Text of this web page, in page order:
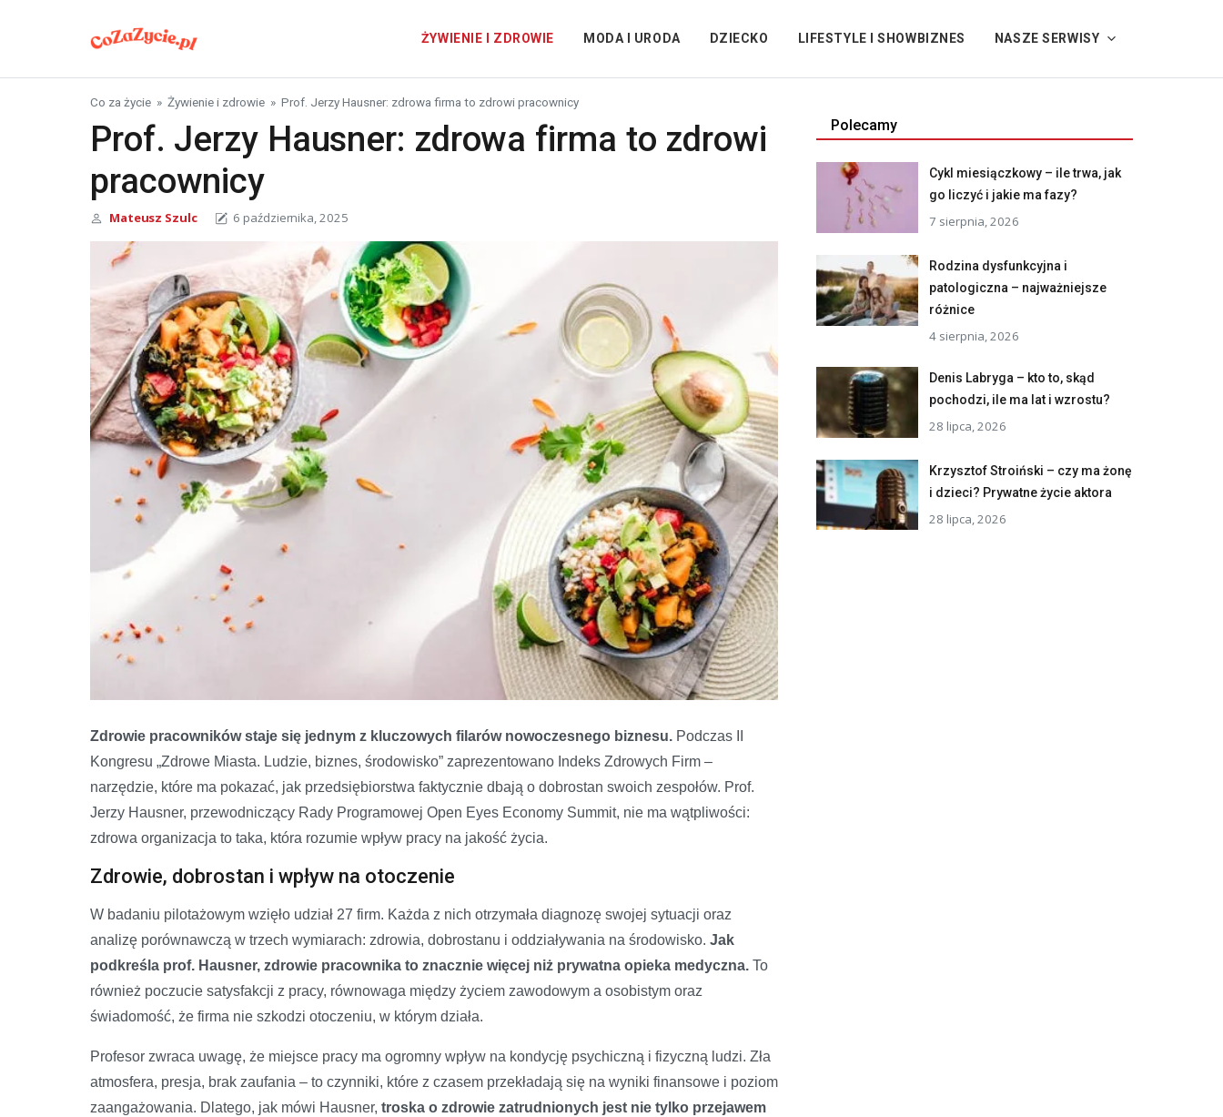
ŻYWIENIE I ZDROWIE MODA I URODA DZIECKO LIFESTYLE I SHOWBIZNES NASZE SERWISY
Co za życie » Żywienie i zdrowie » Prof. Jerzy Hausner: zdrowa firma to zdrowi pracownicy
Prof. Jerzy Hausner: zdrowa firma to zdrowi
pracownicy
Mateusz Szulc 6 października, 2025
Zdrowie pracowników staje się jednym z kluczowych filarów nowoczesnego biznesu. Podczas II
Kongresu „Zdrowe Miasta. Ludzie, biznes, środowisko” zaprezentowano Indeks Zdrowych Firm –
narzędzie, które ma pokazać, jak przedsiębiorstwa faktycznie dbają o dobrostan swoich zespołów. Prof.
Jerzy Hausner, przewodniczący Rady Programowej Open Eyes Economy Summit, nie ma wątpliwości:
zdrowa organizacja to taka, która rozumie wpływ pracy na jakość życia.
Zdrowie, dobrostan i wpływ na otoczenie
W badaniu pilotażowym wzięło udział 27 firm. Każda z nich otrzymała diagnozę swojej sytuacji oraz
analizę porównawczą w trzech wymiarach: zdrowia, dobrostanu i oddziaływania na środowisko. Jak
podkreśla prof. Hausner, zdrowie pracownika to znacznie więcej niż prywatna opieka medyczna. To
również poczucie satysfakcji z pracy, równowaga między życiem zawodowym a osobistym oraz
świadomość, że firma nie szkodzi otoczeniu, w którym działa.
Profesor zwraca uwagę, że miejsce pracy ma ogromny wpływ na kondycję psychiczną i fizyczną ludzi. Zła
atmosfera, presja, brak zaufania – to czynniki, które z czasem przekładają się na wyniki finansowe i poziom
zaangażowania. Dlatego, jak mówi Hausner, troska o zdrowie zatrudnionych jest nie tylko przejawem
Polecamy
Cykl miesiączkowy – ile trwa, jak
go liczyć i jakie ma fazy?
7 sierpnia, 2026
Rodzina dysfunkcyjna i
patologiczna – najważniejsze
różnice
4 sierpnia, 2026
Denis Labryga – kto to, skąd
pochodzi, ile ma lat i wzrostu?
28 lipca, 2026
Krzysztof Stroiński – czy ma żonę
i dzieci? Prywatne życie aktora
28 lipca, 2026